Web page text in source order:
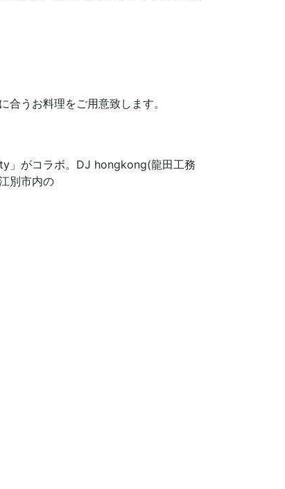
うお料理をご用意致します。
」がコラボ。DJ hongkong(龍田工務
別市内の